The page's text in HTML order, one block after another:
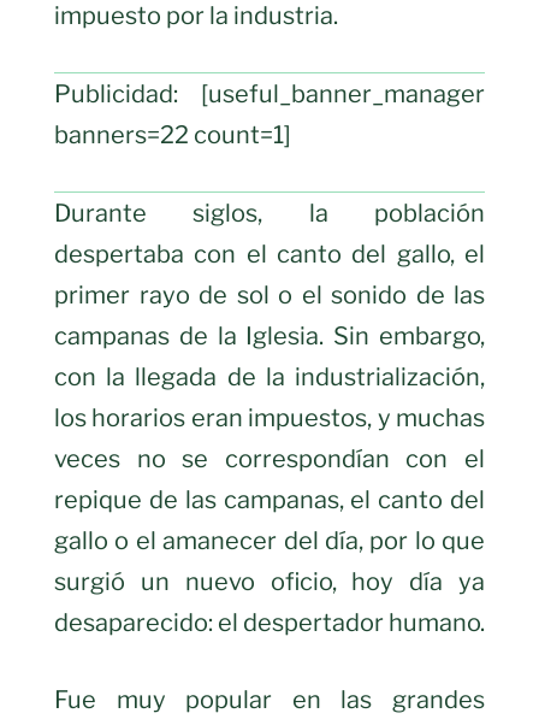
impuesto por la industria.
Publicidad: [useful_banner_manager
banners=22 count=1]
Durante siglos, la población
despertaba con el canto del gallo, el
primer rayo de sol o el sonido de las
campanas de la Iglesia. Sin embargo,
con la llegada de la industrialización,
los horarios eran impuestos, y muchas
veces no se correspondían con el
repique de las campanas, el canto del
gallo o el amanecer del día, por lo que
surgió un nuevo oficio, hoy día ya
desaparecido: el despertador humano.
Fue muy popular en las grandes